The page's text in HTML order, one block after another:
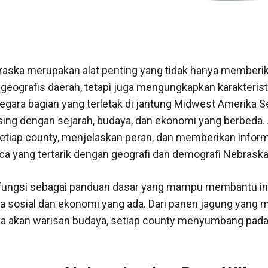
merupakan alat penting yang tidak hanya
daerah, tetapi juga mengungkapkan
bagian yang terletak di jantung Midwest Amerika
dengan sejarah, budaya, dan ekonomi yang
county, menjelaskan peran, dan memberikan
yang tertarik dengan geografi dan demografi
sebagai panduan dasar yang mampu membantu
sosial dan ekonomi yang ada. Dari panen jagung yang
akan warisan budaya, setiap county menyumbang